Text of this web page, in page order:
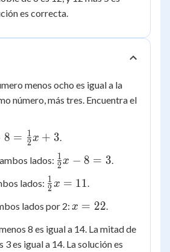
es correcta.
menos ocho es igual a la
número, más tres. Encuentra el
=
+
8 = 2
1x + 3.
lados: \frac{1}
= 3
2
1 x − 8 = 3.
lados: \frac{1}
11
2
1 x = 11.
lados por 2: x
22
x = 22.
8 es igual a 14. La mitad de
3 es igual a 14. La solución es